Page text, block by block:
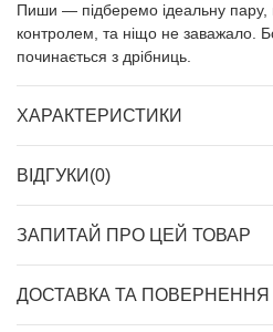
Пиши — підберемо ідеальну пару,
контролем, та ніщо не заважало.
починається з дрібниць.
ХАРАКТЕРИСТИКИ
ВІДГУКИ(0)
ЗАПИТАЙ ПРО ЦЕЙ ТОВАР
ДОСТАВКА ТА ПОВЕРНЕННЯ